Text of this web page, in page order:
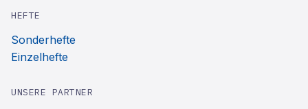
HEFTE
Sonderhefte
Einzelhefte
UNSERE PARTNER